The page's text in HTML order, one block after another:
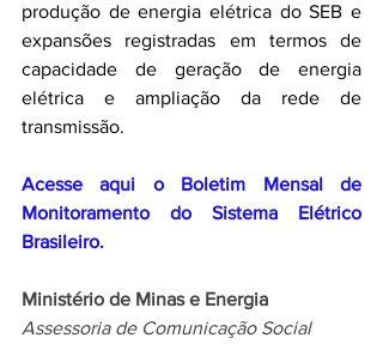
produção de energia elétrica do SEB e
expansões registradas em termos de
capacidade de geração de energia
elétrica e ampliação da rede de
transmissão.
Acesse aqui o Boletim Mensal de
Monitoramento do Sistema Elétrico
Brasileiro.
Ministério de Minas e Energia
Assessoria de Comunicação Social